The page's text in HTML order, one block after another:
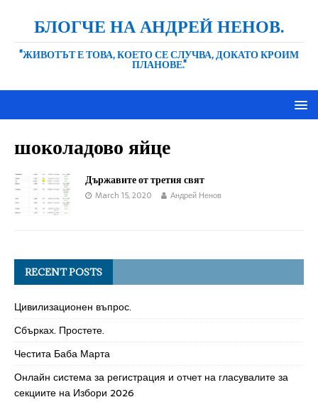
БЛОГЧЕ НА АНДРЕЙ НЕНОВ.
"ЖИВОТЪТ Е ТОВА, КОЕТО СЕ СЛУЧВА, ДОКАТО КРОИМ
ПЛАНОВЕ."
шоколадово яйце
Държавите от третия свят
March 15, 2020 Андрей Ненов
RECENT POSTS
Цивилизационен въпрос.
Сбърках. Простете.
Честита Баба Марта
Онлайн система за регистрация и отчет на гласувалите за
секциите на Избори 2026